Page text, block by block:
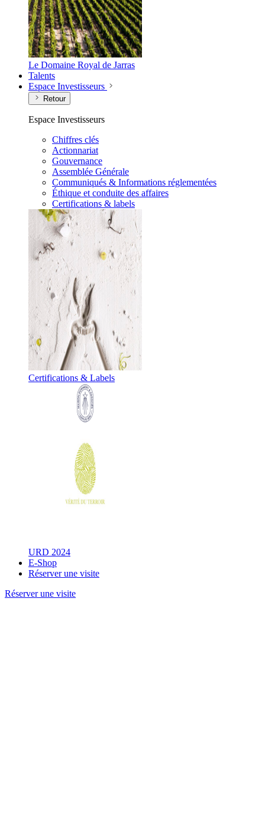
Le Domaine Royal de Jarras
Talents
Espace Investisseurs
Retour
Espace Investisseurs
Chiffres clés
Actionnariat
Gouvernance
Assemblée Générale
Communiqués & Informations réglementées
Éthique et conduite des affaires
Certifications & labels
Certifications & Labels
URD 2024
E-Shop
Réserver une visite
Réserver une visite